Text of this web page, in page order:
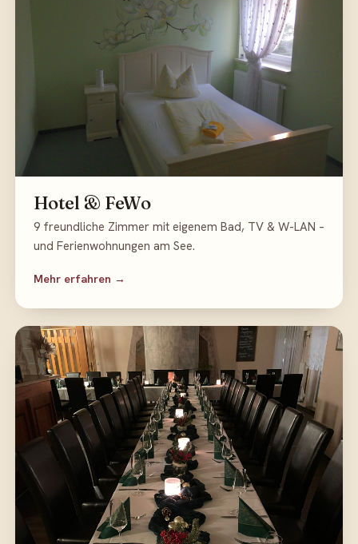
Hotel & FeWo
9 freundliche Zimmer mit eigenem Bad, TV & W-LAN –
und Ferienwohnungen am See.
Mehr erfahren